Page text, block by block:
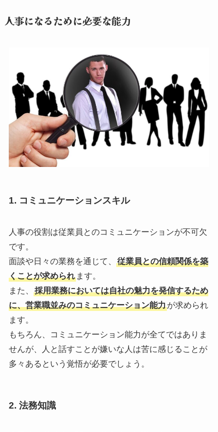
人事になるために必要な能力
1. コミュニケーションスキル
人事の役割は従業員とのコミュニケーションが不可欠
です。
面談や日々の業務を通じて、
従業員との信頼関係を築
くことが求められます。
また、
採用業務においては自社の魅力を発信するため
に、営業職並みのコミュニケーション能力が求められ
ます。
もちろん、コミュニケーション能力が全てではありま
せんが、人と話すことが嫌いな人は苦に感じることが
多々あるという覚悟が必要でしょう。
2. 法務知識